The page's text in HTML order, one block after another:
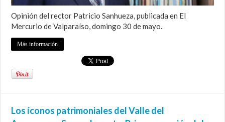
Opinión del rector Patricio Sanhueza, publicada en El
Mercurio de Valparaíso, domingo 30 de mayo.
Más información
Los íconos patrimoniales del Valle del